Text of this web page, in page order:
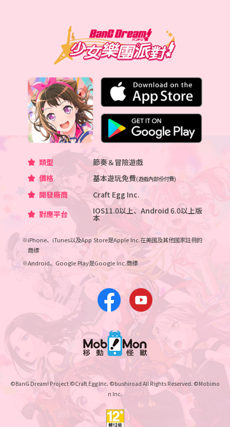
類型
節奏＆冒險遊戲
價格
基本遊玩免費(遊戲內部份付費)
開發廠商
Craft Egg Inc.
對應平台
IOS11.0以上、Android 6.0以上版
本
※iPhone、iTunes以及App Store是Apple Inc.在美國及其他國家註冊的
商標
※Android、Google Play是Google Inc.商標
©BanG Dream! Project ©Craft Egg Inc. ©bushiroad All Rights Reserved. ©Mobimo
n Inc.